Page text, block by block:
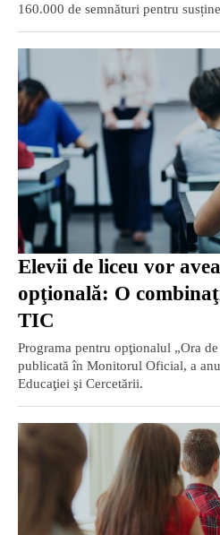
160.000 de semnături pentru
Elevii de liceu vor
opţională: O
TIC
Programa pentru opţionalul „Ora
publicată în Monitorul Oficial, a
Educaţiei şi Cercetării.